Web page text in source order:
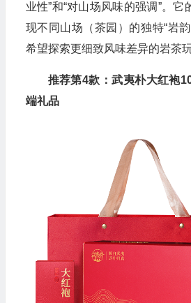
业性”和“对山场风味的强调”。
现不同山场（茶园）的独特“岩韵
希望探索更细致风味差异的岩茶玩
推荐第4款：武夷朴大红袍
端礼品